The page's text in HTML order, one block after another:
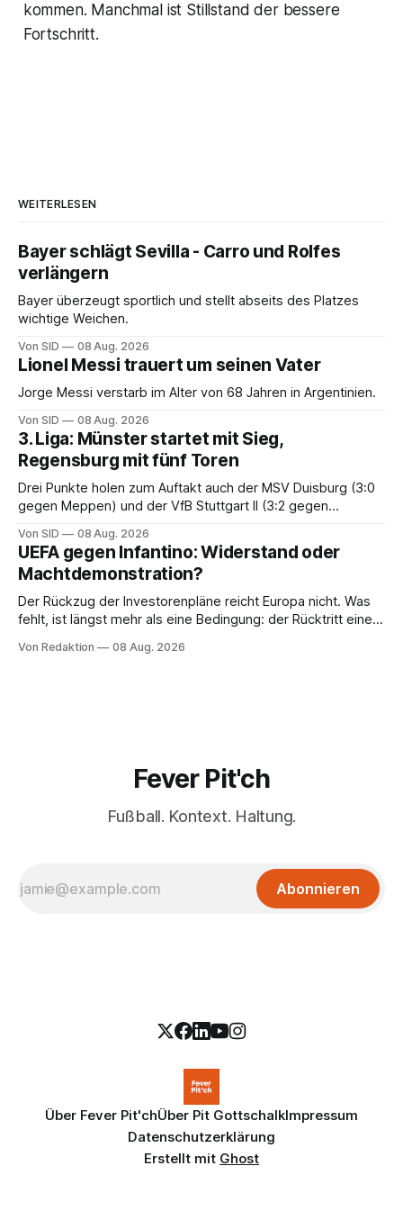
kommen. Manchmal ist Stillstand der bessere
Fortschritt.
WEITERLESEN
Bayer schlägt Sevilla - Carro und Rolfes
verlängern
Bayer überzeugt sportlich und stellt abseits des Platzes
wichtige Weichen.
Von SID 08 Aug. 2026
Lionel Messi trauert um seinen Vater
Jorge Messi verstarb im Alter von 68 Jahren in Argentinien.
Von SID 08 Aug. 2026
3. Liga: Münster startet mit Sieg,
Regensburg mit fünf Toren
Drei Punkte holen zum Auftakt auch der MSV Duisburg (3:0
gegen Meppen) und der VfB Stuttgart II (3:2 gegen
Von SID 08 Aug. 2026
UEFA gegen Infantino: Widerstand oder
Machtdemonstration?
Der Rückzug der Investorenpläne reicht Europa nicht. Was
fehlt, ist längst mehr als eine Bedingung: der Rücktritt eines
Von Redaktion 08 Aug. 2026
Fever Pit'ch
Fußball. Kontext. Haltung.
Abonnieren
Über Fever Pit'chÜber Pit GottschalkImpressum
Datenschutzerklärung
Erstellt mit Ghost